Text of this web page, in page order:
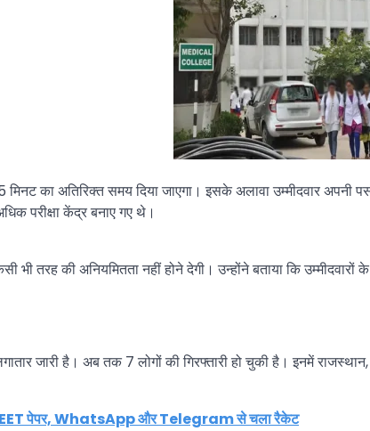
मिनट का अतिरिक्त समय दिया जाएगा। इसके अलावा उम्मीदवार
परीक्षा केंद्र बनाए गए थे।
भी तरह की अनियमितता नहीं होने देगी। उन्होंने बताया कि
जारी है। अब तक 7 लोगों की गिरफ्तारी हो चुकी है। इनमें
पेपर, WhatsApp और Telegram से चला रैकेट